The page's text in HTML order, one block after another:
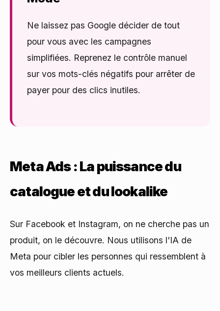
Ne laissez pas Google décider de tout
pour vous avec les campagnes
simplifiées. Reprenez le contrôle manuel
sur vos mots-clés négatifs pour arrêter de
payer pour des clics inutiles.
Meta Ads : La puissance du
catalogue et du lookalike
Sur Facebook et Instagram, on ne cherche pas un
produit, on le découvre. Nous utilisons l'IA de
Meta pour cibler les personnes qui ressemblent à
vos meilleurs clients actuels.